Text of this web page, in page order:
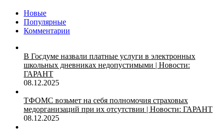
Новые
Популярные
Комментарии
В Госдуме назвали платные услуги в электронных
школьных дневниках недопустимыми | Новости:
ГАРАНТ
08.12.2025
ТФОМС возьмет на себя полномочия страховых
медорганизаций при их отсутствии | Новости: ГАРАНТ
08.12.2025